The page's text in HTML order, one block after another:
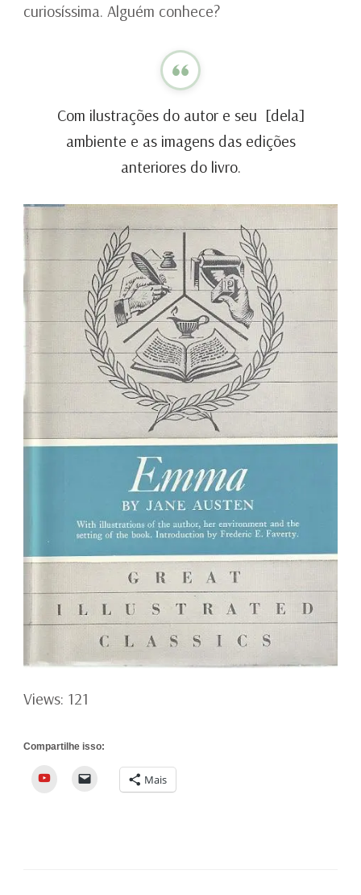
curiosíssima. Alguém conhece?
Com ilustrações do autor e seu [dela]
ambiente e as imagens das edições
anteriores do livro.
Views: 121
Compartilhe isso:
YouTube Mais